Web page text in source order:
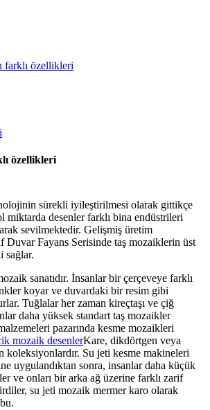
farklı özellikleri
özellikleri
sürekli iyileştirilmesi olarak gittikçe
miktarda desenler farklı bina endüstrileri
sevilmektedir. Gelişmiş üretim
Fayans Serisinde taş mozaiklerin üst
sağlar.
sanatıdır. İnsanlar bir çerçeveye farklı
koyar ve duvardaki bir resim gibi
Tuğlalar her zaman kireçtaşı ve çiğ
daha yüksek standart taş mozaikler
pazarında kesme mozaikleri
mozaik desenlerKare, dikdörtgen veya
koleksiyonlardır. Su jeti kesme makineleri
uygulandıktan sonra, insanlar daha küçük
ve onları bir arka ağ üzerine farklı zarif
su jeti mozaik mermer karo olarak